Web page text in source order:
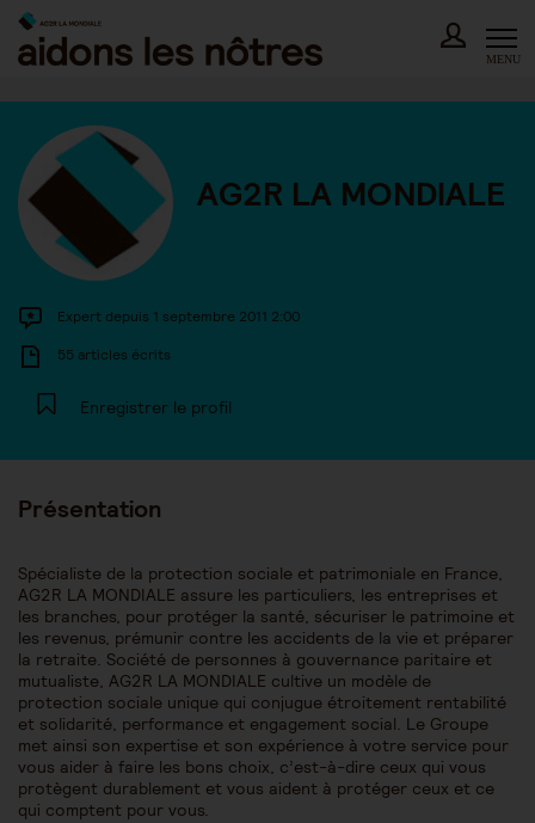
Skip
content
MENU
AG2R LA MONDIALE
Expert depuis 1 septembre 2011 2:00
55 articles écrits
Enregistrer le profil
Présentation
Spécialiste de la protection sociale et patrimoniale en France,
AG2R LA MONDIALE assure les particuliers, les entreprises et
les branches, pour protéger la santé, sécuriser le patrimoine et
les revenus, prémunir contre les accidents de la vie et préparer
la retraite. Société de personnes à gouvernance paritaire et
mutualiste, AG2R LA MONDIALE cultive un modèle de
protection sociale unique qui conjugue étroitement rentabilité
et solidarité, performance et engagement social. Le Groupe
met ainsi son expertise et son expérience à votre service pour
vous aider à faire les bons choix, c’est-à-dire ceux qui vous
protègent durablement et vous aident à protéger ceux et ce
qui comptent pour vous.